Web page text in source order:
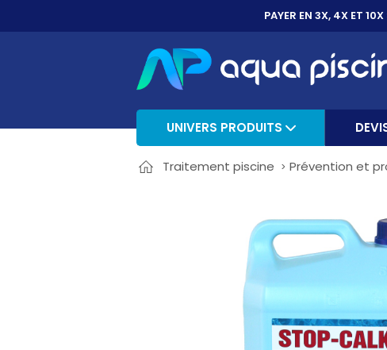
PAYER EN 3X, 4X ET 10X
UNIVERS PRODUITS
Traitement piscine Prévention et